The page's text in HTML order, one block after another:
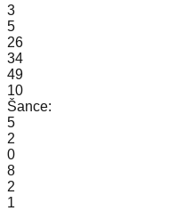
3
5
26
34
49
10
Šance:
5
2
0
8
2
1